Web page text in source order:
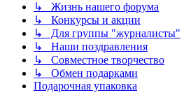
↳ Жизнь нашего форума
↳ Конкурсы и акции
↳ Для группы "журналисты"
↳ Наши поздравления
↳ Совместное творчество
↳ Обмен подарками
Подарочная упаковка